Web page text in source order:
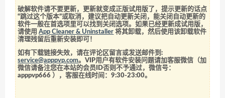
破解软件请不要更新，更新就变成正版试用版了，提示更新的话点
“跳过这个版本”或取消，建议把自动更新关闭，能关闭自动更新的
软件一般在首选项里可以找到关闭选项。如果已经更新成试用版，
请使用App Cleaner & Uninstaller 将其卸载，然后使用该卸载软件
清理残留后重新安装即可！
如有下载链接失效，请在评论区留言或发送邮件到:
service@apppvp.com。VIP用户有软件安装问题请加客服微信（加
微信请备注您在本站的会员ID否则不予通过，微信号：
apppvp666 ），客服在线时间：9:30-23:00。